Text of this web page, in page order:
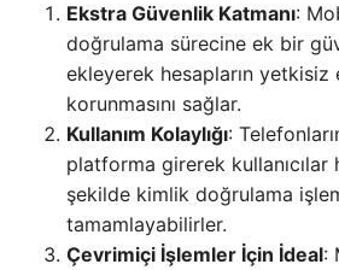
Ekstra Güvenlik Katmanı:
doğrulama sürecine ek bir
ekleyerek hesapların yetkisiz
korunmasını sağlar.
Kullanım Kolaylığı:
platforma girerek kullanıcılar
şekilde kimlik doğrulama
tamamlayabilirler.
Çevrimiçi İşlemler İçin İdeal: